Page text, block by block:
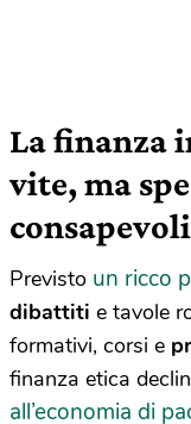
La finanza
vite, ma
consapevoli
Previsto un ricco
dibattiti e tavole
formativi, corsi e
finanza etica
all’economia di